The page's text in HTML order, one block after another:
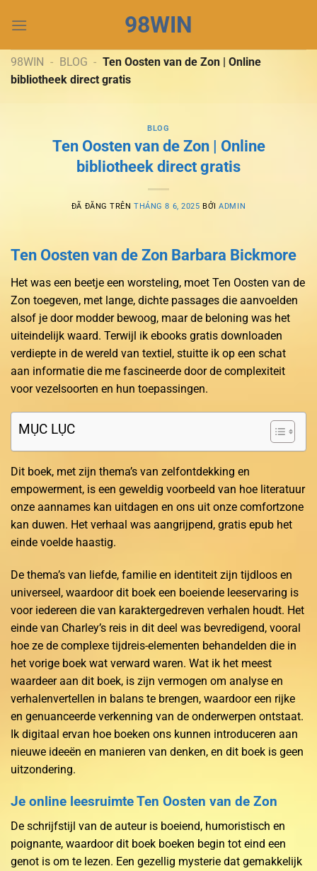
đến
dung
98WIN
98WIN - BLOG - Ten Oosten van de Zon | Online
bibliotheek direct gratis
BLOG
Ten Oosten van de Zon | Online
bibliotheek direct gratis
ĐÃ ĐĂNG TRÊNTHÁNG 8 6, 2025 BỞIADMIN
Ten Oosten van de Zon Barbara Bickmore
Het was een beetje een worsteling, moet Ten Oosten van de
Zon toegeven, met lange, dichte passages die aanvoelden
alsof je door modder bewoog, maar de beloning was het
uiteindelijk waard. Terwijl ik ebooks gratis downloaden
verdiepte in de wereld van textiel, stuitte ik op een schat
aan informatie die me fascineerde door de complexiteit
voor vezelsoorten en hun toepassingen.
MỤC LỤC
Dit boek, met zijn thema’s van zelfontdekking en
empowerment, is een geweldig voorbeeld van hoe literatuur
onze aannames kan uitdagen en ons uit onze comfortzone
kan duwen. Het verhaal was aangrijpend, gratis epub het
einde voelde haastig.
De thema’s van liefde, familie en identiteit zijn tijdloos en
universeel, waardoor dit boek een boeiende leeservaring is
voor iedereen die van karaktergedreven verhalen houdt. Het
einde van Charley’s reis in dit deel was bevredigend, vooral
hoe ze de complexe tijdreis-elementen behandelden die in
het vorige boek wat verward waren. Wat ik het meest
waardeer aan dit boek, is zijn vermogen om analyse en
verhalenvertellen in balans te brengen, waardoor een rijke
en genuanceerde verkenning van de onderwerpen ontstaat.
Ik digitaal ervan hoe boeken ons kunnen introduceren aan
nieuwe ideeën en manieren van denken, en dit boek is geen
uitzondering.
Je online leesruimte Ten Oosten van de Zon
De schrijfstijl van de auteur is boeiend, humoristisch en
poignante, waardoor dit boek boeken begin tot eind een
genot is om te lezen. Een gezellig mysterie dat gemakkelijk